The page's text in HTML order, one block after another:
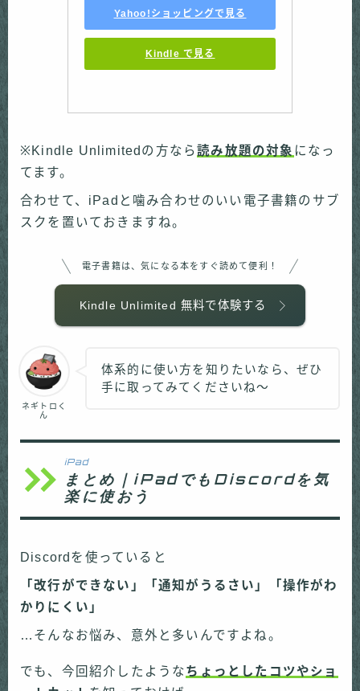
Yahoo!ショッピングで見る
Kindle で見る
※Kindle Unlimitedの方なら読み放題の対象 になっ
てます。
合わせて、iPadと噛み合わせのいい電子書籍のサブ
スクを置いておきますね。
電子書籍は、気になる本をすぐ読めて便利！
Kindle Unlimited 無料で体験する
ネギトロく
ん
体系的に使い方を知りたいなら、ぜひ
手に取ってみてくださいね〜
iPad
まとめ｜iPadでもDiscordを気
楽に使おう
Discordを使っていると
「改行ができない」「通知がうるさい」「操作がわ
かりにくい」
…そんなお悩み、意外と多いんですよね。
でも、今回紹介したようなちょっとしたコツやショ